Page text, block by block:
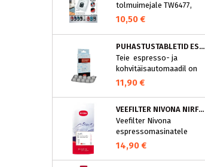
tolmuimejale TW6477,
TW6886..
10,50 €
PUHASTUSTABLETID ESPRESSOMASINALE, NIVONA 390701200
Teie espresso- ja
kohvitäisautomaadil on
integreeritud
puhastusprogramm.
NIVONA puhastustabletid
on loodud spetsiaalselt
selle programmi jaoks ja
eraldavad mustuse nagu
nt kohvirasva
11,90 €
VEEFILTER NIVONA NIRF701
Veefilter Nivona
espressomasinatele
14,90 €